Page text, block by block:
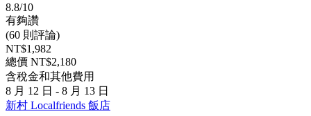
8.8/10
有夠讚
(60 則評論)
NT$1,982
總價 NT$2,180
含稅金和其他費用
8 月 12 日 - 8 月 13 日
新村 Localfriends 飯店